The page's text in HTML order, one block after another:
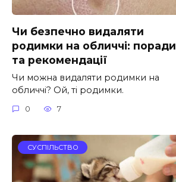
Чи безпечно видаляти
родимки на обличчі: поради
та рекомендації
Чи можна видаляти родимки на
обличчі? Ой, ті родимки.
0 7
СУСПІЛЬСТВО